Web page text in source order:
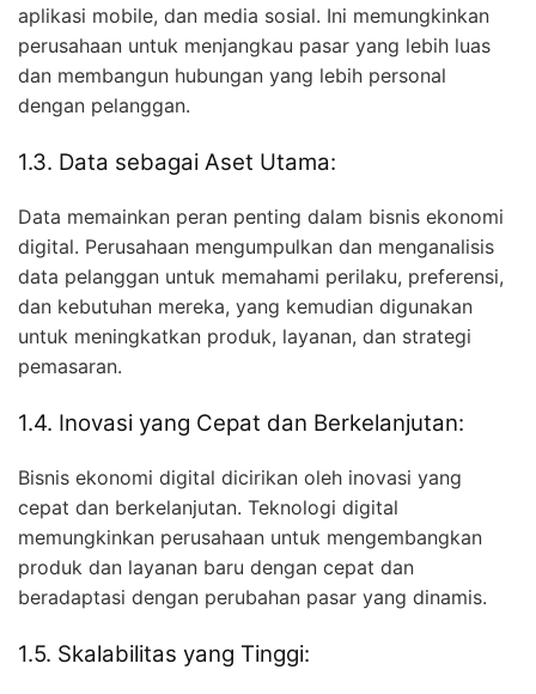
aplikasi mobile, dan media sosial. Ini memungkinkan
perusahaan untuk menjangkau pasar yang lebih luas
dan membangun hubungan yang lebih personal
dengan pelanggan.
1.3. Data sebagai Aset Utama:
Data memainkan peran penting dalam bisnis ekonomi
digital. Perusahaan mengumpulkan dan menganalisis
data pelanggan untuk memahami perilaku, preferensi,
dan kebutuhan mereka, yang kemudian digunakan
untuk meningkatkan produk, layanan, dan strategi
pemasaran.
1.4. Inovasi yang Cepat dan Berkelanjutan:
Bisnis ekonomi digital dicirikan oleh inovasi yang
cepat dan berkelanjutan. Teknologi digital
memungkinkan perusahaan untuk mengembangkan
produk dan layanan baru dengan cepat dan
beradaptasi dengan perubahan pasar yang dinamis.
1.5. Skalabilitas yang Tinggi: